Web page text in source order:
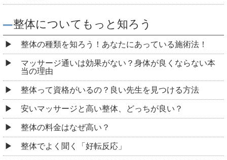
整体についてもっと知ろう
整体の種類を知ろう！あなたにあっている施術法！
マッサージ通いは効果がない？身体が良くならない本
当の理由
整体って資格がいるの？良い先生を見つける方法
安いマッサージと高い整体、どっちが良い？
整体の料金はなぜ高い？
整体でよく聞く「好転反応」